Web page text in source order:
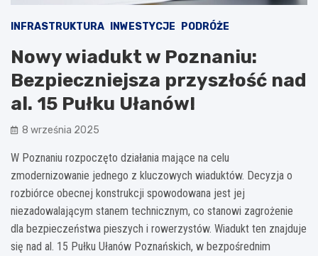
INFRASTRUKTURA INWESTYCJE PODRÓŻE
Nowy wiadukt w Poznaniu:
Bezpieczniejsza przyszłość nad
al. 15 Pułku Ułanów!
8 września 2025
W Poznaniu rozpoczęto działania mające na celu
zmodernizowanie jednego z kluczowych wiaduktów. Decyzja o
rozbiórce obecnej konstrukcji spowodowana jest jej
niezadowalającym stanem technicznym, co stanowi zagrożenie
dla bezpieczeństwa pieszych i rowerzystów. Wiadukt ten znajduje
się nad al. 15 Pułku Ułanów Poznańskich, w bezpośrednim